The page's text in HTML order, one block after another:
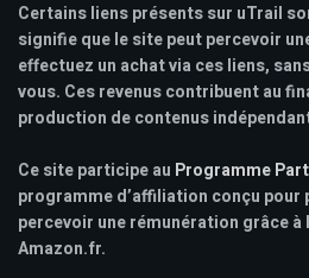
Certains liens présents sur uTrail
signifie que le site peut percevoir
effectuez un achat via ces liens,
vous. Ces revenus contribuent au
production de contenus
Ce site participe au Programme
programme d’affiliation conçu
percevoir une rémunération grâce
Amazon.fr.